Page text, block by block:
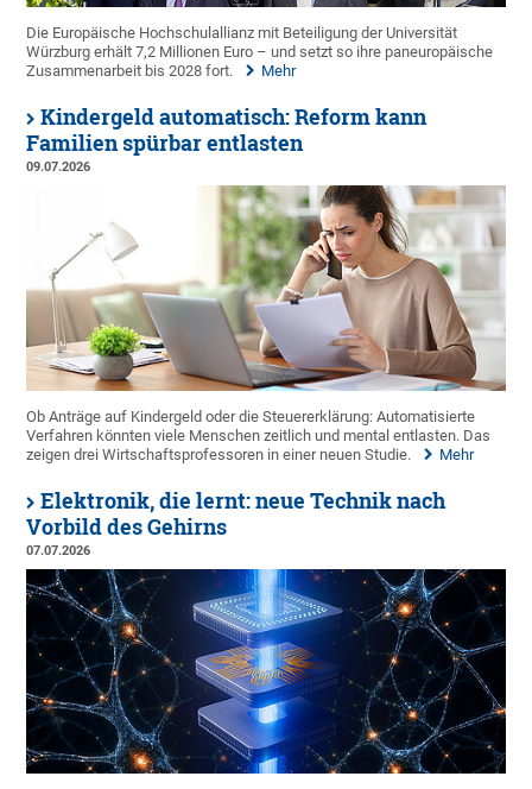
Die Europäische Hochschulallianz mit Beteiligung der Universität
Würzburg erhält 7,2 Millionen Euro – und setzt so ihre paneuropäische
Zusammenarbeit bis 2028 fort.
Mehr
Kindergeld automatisch: Reform kann
Familien spürbar entlasten
09.07.2026
Ob Anträge auf Kindergeld oder die Steuererklärung: Automatisierte
Verfahren könnten viele Menschen zeitlich und mental entlasten. Das
zeigen drei Wirtschaftsprofessoren in einer neuen Studie.
Mehr
Elektronik, die lernt: neue Technik nach
Vorbild des Gehirns
07.07.2026